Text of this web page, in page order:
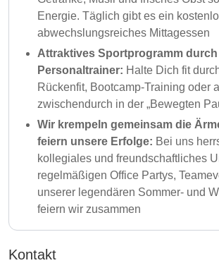
Energie. Täglich gibt es ein
abwechslungsreiches Mittagessen
Attraktives Sportprogramm durch
Personaltrainer: Halte Dich fit
Rückenfit, Bootcamp-Training oder
zwischendurch in der „Bewegten
Wir krempeln gemeinsam die
feiern unsere Erfolge: Bei uns
kollegiales und freundschaftliches
regelmäßigen Office Partys,
unserer legendären Sommer- und
feiern wir zusammen
Kontakt